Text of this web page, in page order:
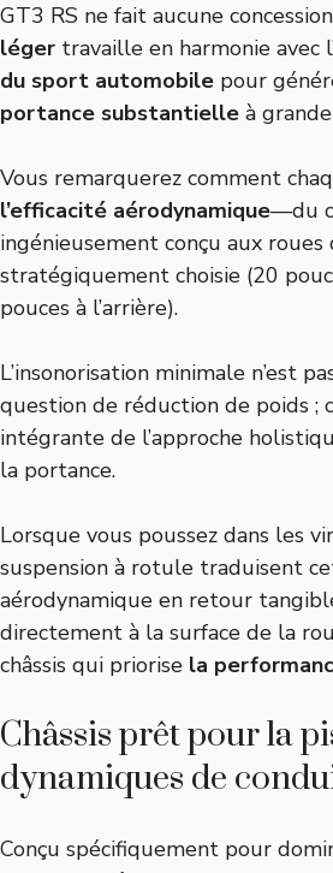
GT3 RS ne fait aucune
léger travaille en harmonie avec
du sport automobile pour
portance substantielle à
Vous remarquerez comment
l’efficacité aérodynamique—du
ingénieusement conçu aux
stratégiquement choisie (20
pouces à l’arrière).
L’insonorisation minimale n’est
question de réduction de poids ;
intégrante de l’approche
la portance.
Lorsque vous poussez dans les
suspension à rotule traduisent
aérodynamique en retour
directement à la surface de la
châssis qui priorise la
Châssis prêt pour la
dynamiques de
Conçu spécifiquement pour